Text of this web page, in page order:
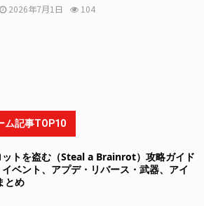
2026年7月1日 104
ム記事TOP10
ットを盗む（Steal a Brainrot）攻略ガイド
イベント、アプデ・リバース・武器、アイ
とめ